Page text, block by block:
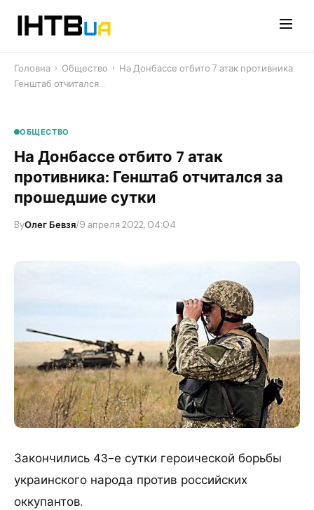
Головна › Общество › ​На Донбассе отбито 7 атак противника:
Генштаб отчитался…
ОБЩЕСТВО
​На Донбассе отбито 7 атак
противника: Генштаб отчитался за
прошедшие сутки
ByОлег Бевзя/9 апреля 2022, 04:04
Закончились 43-е сутки героической борьбы
украинского народа против российских
оккупантов.